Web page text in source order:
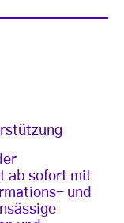
ab sofort mit
und